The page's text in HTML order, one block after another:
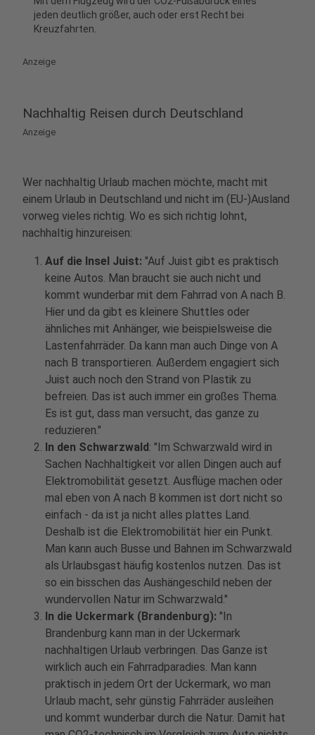
jeden deutlich größer, auch oder erst Recht bei
Kreuzfahrten.
Anzeige
Nachhaltig Reisen durch Deutschland
Anzeige
Wer nachhaltig Urlaub machen möchte, macht mit
einem Urlaub in Deutschland und nicht im (EU-)Ausland
vorweg vieles richtig. Wo es sich richtig lohnt,
nachhaltig hinzureisen:
Auf die Insel Juist: "Auf Juist gibt es praktisch
keine Autos. Man braucht sie auch nicht und
kommt wunderbar mit dem Fahrrad von A nach B.
Hier und da gibt es kleinere Shuttles oder
ähnliches mit Anhänger, wie beispielsweise die
Lastenfahrräder. Da kann man auch Dinge von A
nach B transportieren. Außerdem engagiert sich
Juist auch noch den Strand von Plastik zu
befreien. Das ist auch immer ein großes Thema.
Es ist gut, dass man versucht, das ganze zu
reduzieren."
In den Schwarzwald: "Im Schwarzwald wird in
Sachen Nachhaltigkeit vor allen Dingen auch auf
Elektromobilität gesetzt. Ausflüge machen oder
mal eben von A nach B kommen ist dort nicht so
einfach - da ist ja nicht alles plattes Land.
Deshalb ist die Elektromobilität hier ein Punkt.
Man kann auch Busse und Bahnen im Schwarzwald
als Urlaubsgast häufig kostenlos nutzen. Das ist
so ein bisschen das Aushängeschild neben der
wundervollen Natur im Schwarzwald."
In die Uckermark (Brandenburg): "In
Brandenburg kann man in der Uckermark
nachhaltigen Urlaub verbringen. Das Ganze ist
wirklich auch ein Fahrradparadies. Man kann
praktisch in jedem Ort der Uckermark, wo man
Urlaub macht, sehr günstig Fahrräder ausleihen
und kommt wunderbar durch die Natur. Damit hat